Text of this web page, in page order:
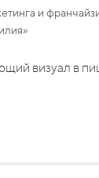
и
визуал в